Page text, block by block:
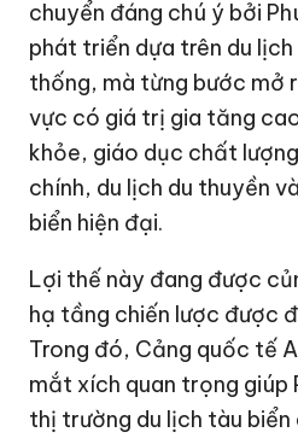
chuyển đáng chú ý bởi
phát triển dựa trên du
thống, mà từng bước mở
vực có giá trị gia tăng
khỏe, giáo dục chất
chính, du lịch du thuyền
biển hiện đại.
Lợi thế này đang được
hạ tầng chiến lược được
Trong đó, Cảng quốc tế
mắt xích quan trọng giúp
thị trường du lịch tàu